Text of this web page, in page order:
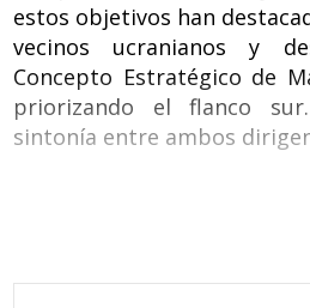
estos objetivos han
vecinos ucranianos y
Concepto Estratégico de
priorizando el flanco
sintonía entre ambos